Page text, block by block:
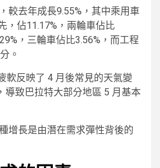
較去年成長9.55%，其中乘用車
，佔11.17%，兩輪車佔比
，三輪車佔比3.56%，而工程
。
軟反映了 4 月後常見的天氣變
導致巴拉特大部分地區 5 月基本
增長是由潛在需求彈性背後的